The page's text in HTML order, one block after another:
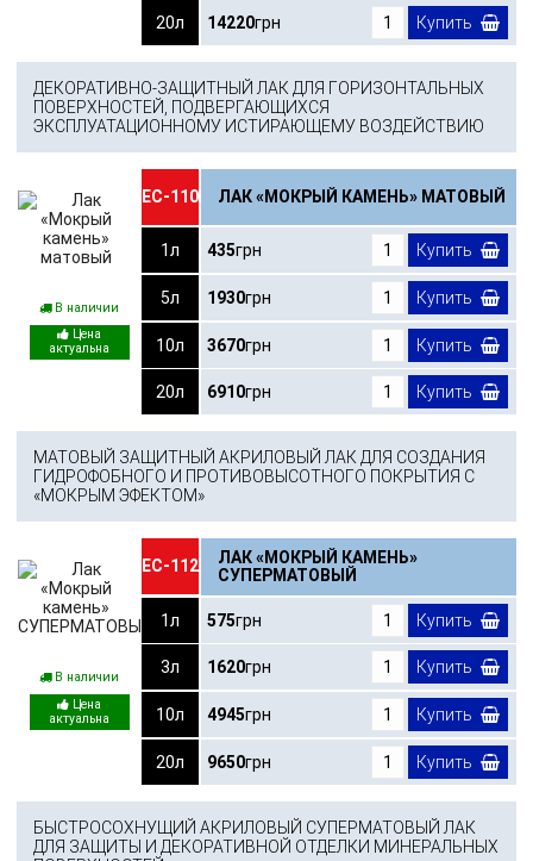
20л 14220грн Купить
ДЕКОРАТИВНО-ЗАЩИТНЫЙ ЛАК ДЛЯ ГОРИЗОНТАЛЬНЫХ
ПОВЕРХНОСТЕЙ, ПОДВЕРГАЮЩИХСЯ
ЭКСПЛУАТАЦИОННОМУ ИСТИРАЮЩЕМУ ВОЗДЕЙСТВИЮ
В наличии
ЕС-110 ЛАК «МОКРЫЙ КАМЕНЬ» МАТОВЫЙ
1л 435грн Купить
5л 1930грн Купить
10л 3670грн Купить
20л 6910грн Купить
МАТОВЫЙ ЗАЩИТНЫЙ АКРИЛОВЫЙ ЛАК ДЛЯ СОЗДАНИЯ
ГИДРОФОБНОГО И ПРОТИВОВЫСОТНОГО ПОКРЫТИЯ С
«МОКРЫМ ЭФЕКТОМ»
В наличии
ЕС-112
ЛАК «МОКРЫЙ КАМЕНЬ»
СУПЕРМАТОВЫЙ
1л 575грн Купить
3л 1620грн Купить
10л 4945грн Купить
20л 9650грн Купить
БЫСТРОСОХНУЩИЙ АКРИЛОВЫЙ СУПЕРМАТОВЫЙ ЛАК
ДЛЯ ЗАЩИТЫ И ДЕКОРАТИВНОЙ ОТДЕЛКИ МИНЕРАЛЬНЫХ